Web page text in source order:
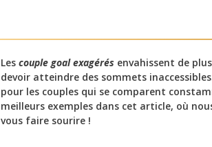
Les couple goal exagérés envahissent de
devoir atteindre des sommets
pour les couples qui se comparent
meilleurs exemples dans cet article, où
vous faire sourire !